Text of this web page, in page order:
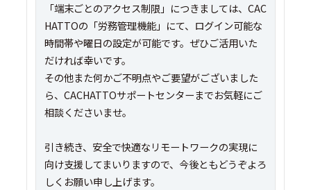
「端末ごとのアクセス制限」につきましては、CAC
HATTOの「労務管理機能」にて、ログイン可能な
時間帯や曜日の設定が可能です。ぜひご活用いた
だければ幸いです。
その他また何かご不明点やご要望がございました
ら、CACHATTOサポートセンターまでお気軽にご
相談くださいませ。
引き続き、安全で快適なリモートワークの実現に
向け支援してまいりますので、今後ともどうぞよろ
しくお願い申し上げます。